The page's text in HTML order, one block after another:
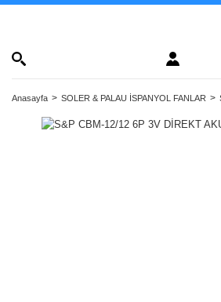
Anasayfa SOLER & PALAU İSPANYOL FANLAR